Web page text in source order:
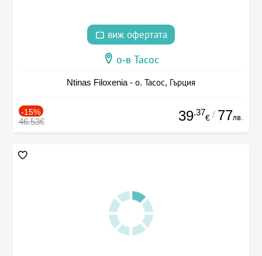
виж офертата
о-в Тасос
Ntinas Filoxenia - о. Тасос, Гърция
-15%
46.53€ 39.37
€ / 77лв.